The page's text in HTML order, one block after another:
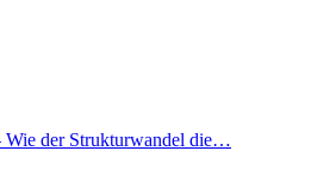
Wie der Strukturwandel die…